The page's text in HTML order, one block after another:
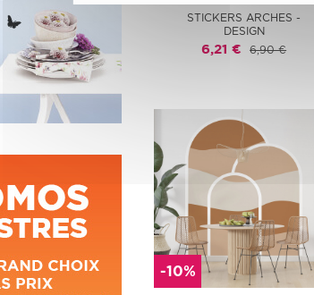
STICKERS ARCHES -
DESIGN
6,21 € 6,90 €
-10%